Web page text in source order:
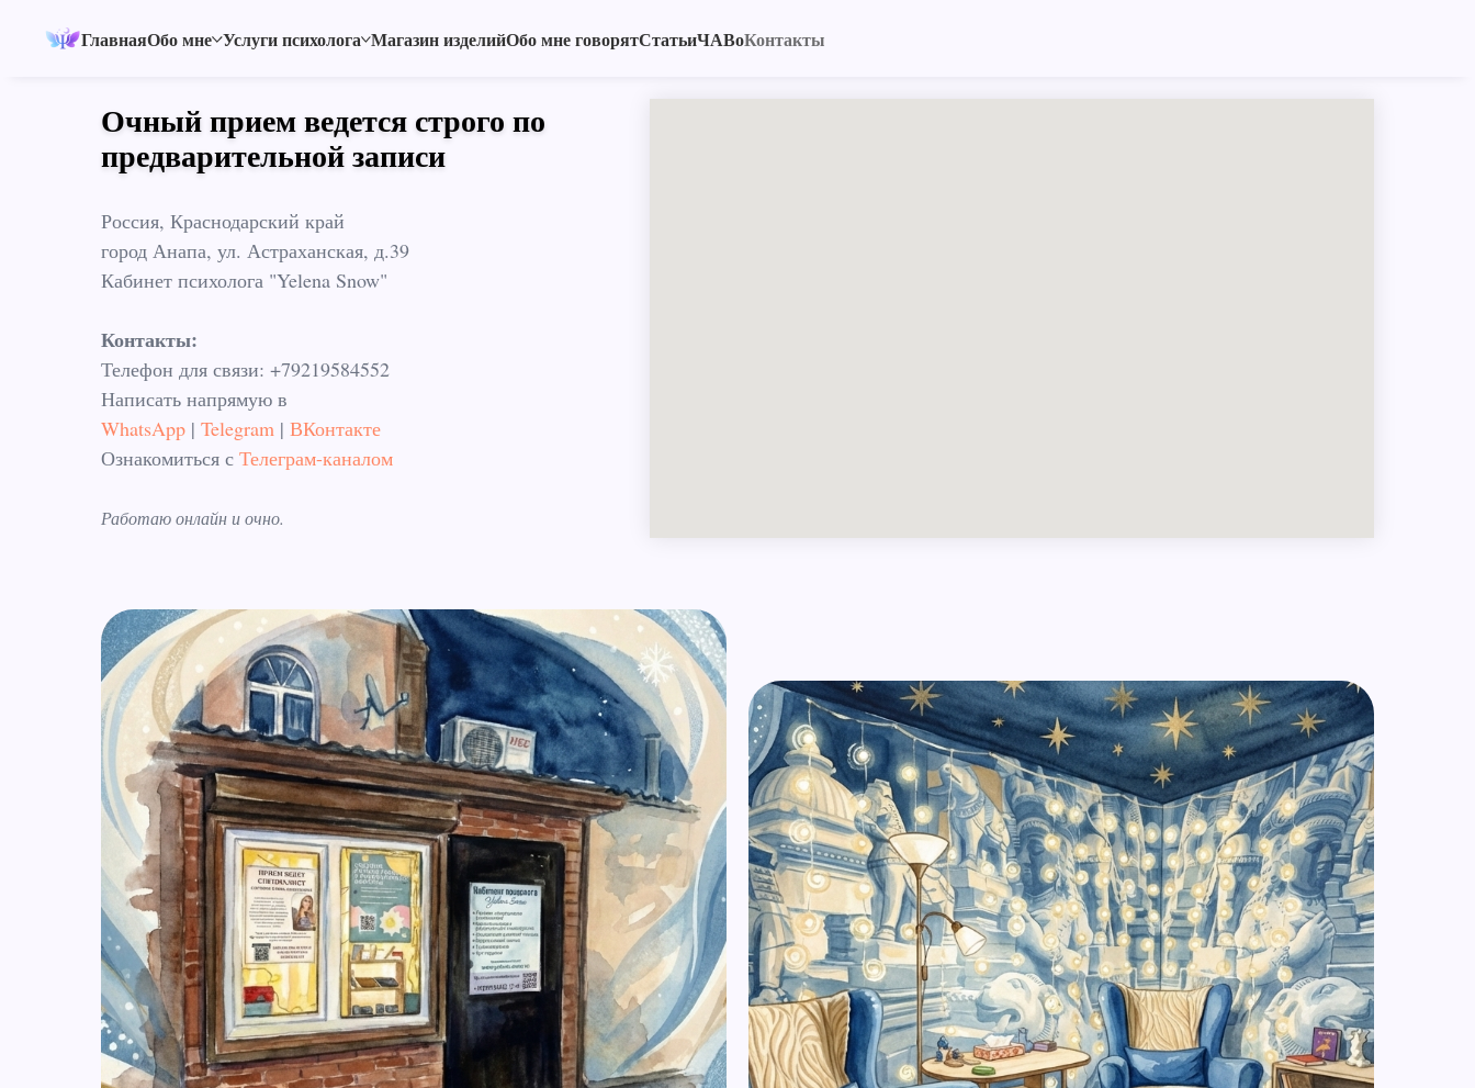
ГлавнаяОбо мне Услуги психолога Магазин изделийОбо мне говорятСтатьиЧАВоКонтакты
Очный прием ведется строго по
предварительной записи
Россия, Краснодарский край
город Анапа, ул. Астраханская, д.39
Кабинет психолога "Yelena Snow"
Контакты:
Телефон для связи: +79219584552
Написать напрямую в
WhatsApp | Telegram | ВКонтакте
Ознакомиться с Телеграм-каналом
Работаю онлайн и очно.